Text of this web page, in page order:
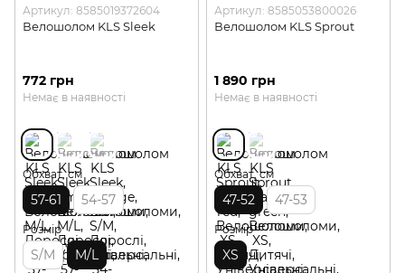
Артикул: 8585019372604
Велошолом KLS Sleek
772 грн
Немає в наявності
Обхват, см
57-61 54-57
Розмір
S/M M/L
Артикул: 8585053800026
Велошолом KLS Sprout
1 890 грн
Немає в наявності
Обхват, см
47-52 47-53
Розмір
XS